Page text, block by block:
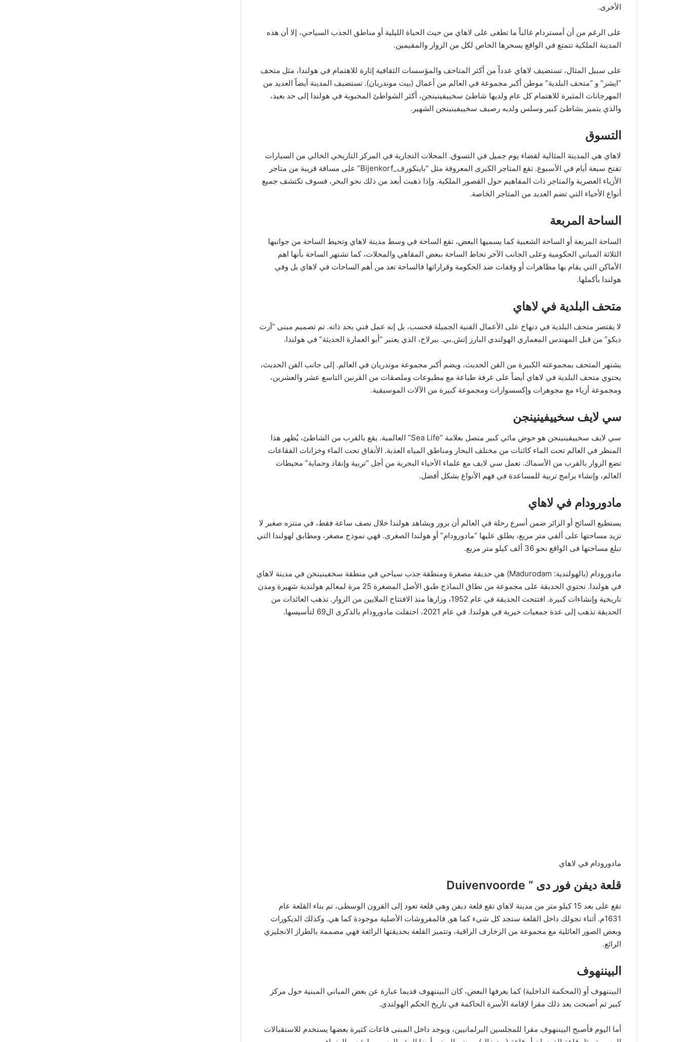
الأخرى.
على الرغم من أن أمستردام غالباً ما تطغى على لاهاي من حيث الحياة الليلية أو مناطق الجذب السياحي، إلا أن هذه
المدينة الملكية تتمتع في الواقع بسحرها الخاص لكل من الزوار والمقيمين.
على سبيل المثال، تستضيف لاهاي عدداً من أكثر المتاحف والمؤسسات الثقافية إثارة للاهتمام في هولندا، مثل متحف
“ايشر” و “متحف البلدية” موطن أكبر مجموعة في العالم من أعمال (بيت موندريان). تستضيف المدينة أيضاً العديد من
المهرجانات المثيرة للاهتمام كل عام ولديها شاطئ سخييفينينجن، أكثر الشواطئ المحبوبة في هولندا إلى حد بعيد،
والذي يتميز بشاطئ كبير وسلس ولديه رصيف سخييفينينجن الشهير.
التسوق
لاهاي هي المدينة المثالية لقضاء يوم جميل في التسوق. المحلات التجارية في المركز التاريخي الخالي من السيارات
تفتح سبعة أيام في الأسبوع. تقع المتاجر الكبرى المعروفة مثل “باينكورف_Bijenkorf” على مسافة قريبة من متاجر
الأزياء العصرية والمتاجر ذات المفاهيم حول القصور الملكية. وإذا ذهبت أبعد من ذلك نحو البحر، فسوف تكتشف جميع
أنواع الأحياء التي تضم العديد من المتاجر الخاصة.
الساحة المربعة
الساحة المربعة أو الساحة الشعبية كما يسميها البعض، تقع الساحة في وسط مدينة لاهاي وتحيط الساحة من جوانبها
الثلاثة المباني الحكومية وعلى الجانب الآخر تحاط الساحة ببعض المقاهي والمحلات، كما تشتهر الساحة بأنها اهم
الأماكن التي يقام بها مظاهرات أو وقفات ضد الحكومة وقراراتها فالساحة تعد من أهم الساحات في لاهاي بل وفي
هولندا بأكملها.
متحف البلدية في لاهاي
لا يقتصر متحف البلدية في دنهاخ على الأعمال الفنية الجميلة فحسب، بل إنه عمل فني بحد ذاته. تم تصميم مبنى “آرت
ديكو” من قبل المهندس المعماري الهولندي البارز إتش.بي. بيرلاخ، الذي يعتبر “أبو العمارة الحديثة” في هولندا.
يشتهر المتحف بمجموعته الكبيرة من الفن الحديث، ويضم أكبر مجموعة موندريان في العالم. إلى جانب الفن الحديث،
يحتوي متحف البلدية في لاهاي أيضاً على غرفة طباعة مع مطبوعات وملصقات من القرنين التاسع عشر والعشرين،
ومجموعة أزياء مع مجوهرات وإكسسوارات ومجموعة كبيرة من الآلات الموسيقية.
سي لايف سخييفينينجن
سي لايف سخييفينينجن هو حوض مائي كبير متصل بعلامة “Sea Life” العالمية. يقع بالقرب من الشاطئ، يُظهر هذا
المنظر في العالم تحت الماء كائنات من مختلف البحار ومناطق المياه العذبة. الأنفاق تحت الماء وخزانات الفقاعات
تضع الزوار بالقرب من الأسماك. تعمل سي لايف مع علماء الأحياء البحرية من أجل “تربية وإنقاذ وحماية” محيطات
العالم، وإنشاء برامج تربية للمساعدة في فهم الأنواع بشكل أفضل.
مادورودام في لاهاي
يستطيع السائح أو الزائر ضمن أسرع رحلة في العالم أن يزور ويشاهد هولندا خلال نصف ساعة فقط، في منتزه صغير لا
تزيد مساحتها على ألفي متر مربع، يطلق عليها “مادورودام” أو هولندا الصغرى. فهي نموذج مصغر، ومطابق لهولندا التي
تبلغ مساحتها فى الواقع نحو 36 ألف كيلو متر مربع.
مادورودام (بالهولندية: Madurodam) هي حديقة مصغرة ومنطقة جذب سياحي في منطقة سخفينينخن في مدينة لاهاي
في هولندا. تحتوي الحديقة على مجموعة من نطاق النماذج طبق الأصل المصغرة 25 مرة لمعالم هولندية شهيرة ومدن
تاريخية وإنشاءات كبيرة. افتتحت الحديقة في عام 1952، وزارها منذ الافتتاح الملايين من الزوار. تذهب العائدات من
الحديقة تذهب إلى عدة جمعيات خيرية في هولندا. في عام 2021، احتفلت مادورودام بالذكرى ال69 لتأسيسها.
مادورودام في لاهاي
قلعة ديفن فور دى ” Duivenvoorde
تقع على بعد 15 كيلو متر من مدينة لاهاي تقع قلعة ديفن وهي قلعة تعود إلى القرون الوسطى، تم بناء القلعة عام
1631م. أثناء تجولك داخل القلعة ستجد كل شيء كما هو, فالمفروشات الأصلية موجودة كما هي. وكذلك الديكورات
وبعض الصور العائلية مع مجموعة من الزخارف الراقية، وتتميز القلعة بحديقتها الرائعة فهي مصممة بالطراز الانجليزي
الرائع.
البيننهوف
البيننهوف أو (المحكمة الداخلية) كما يعرفها البعض، كان البيننهوف قديما عبارة عن بعض المباني المبنية حول مركز
كبير ثم أصبحت بعد ذلك مقرا لإقامة الأسرة الحاكمة في تاريخ الحكم الهولندي.
أما اليوم فأصبح البيننهوف مقرا للمجلسين البرلمانيين، ويوجد داخل المبنى قاعات كثيرة بعضها يستخدم للاستقبالات